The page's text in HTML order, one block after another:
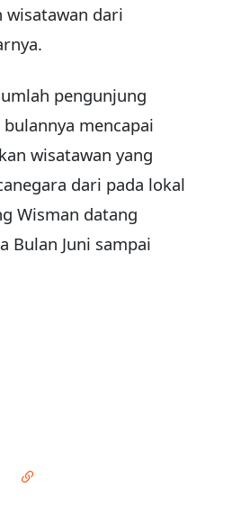
wisatawan dari
pengunjung
mencapai
wisatawan yang
dari pada lokal
Wisman datang
Bulan Juni sampai